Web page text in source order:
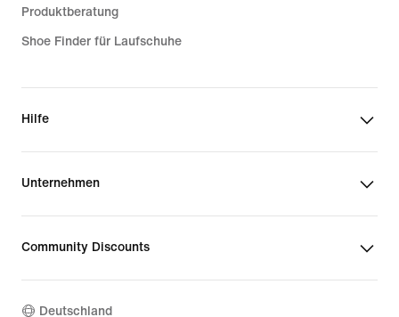
Produktberatung
Shoe Finder für Laufschuhe
Hilfe
Unternehmen
Community Discounts
Deutschland